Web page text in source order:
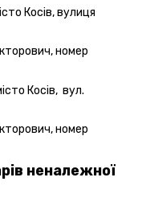
Косів, вулиця
номер
Косів, вул.
номер
неналежної